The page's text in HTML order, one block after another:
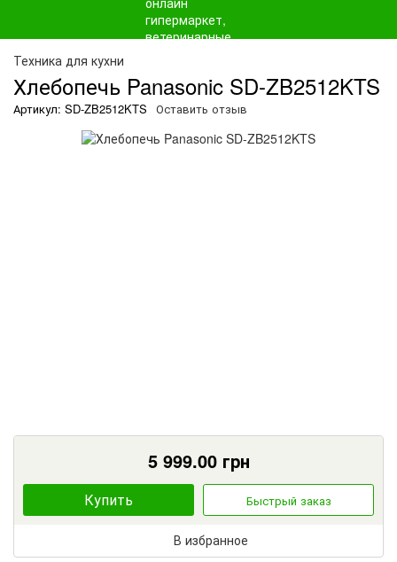
Техника для кухни
Хлебопечь Panasonic SD-ZB2512KTS
Артикул: SD-ZB2512KTS Оставить отзыв
5 999.00грн
Купить Быстрый заказ
В избранное